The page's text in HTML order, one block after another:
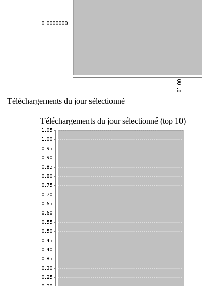
Téléchargements du jour sélectionné
Téléchargements du jour sélectionné (top 10)